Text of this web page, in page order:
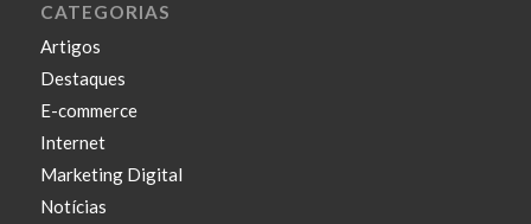
CATEGORIAS
Artigos
Destaques
E-commerce
Internet
Marketing Digital
Notícias